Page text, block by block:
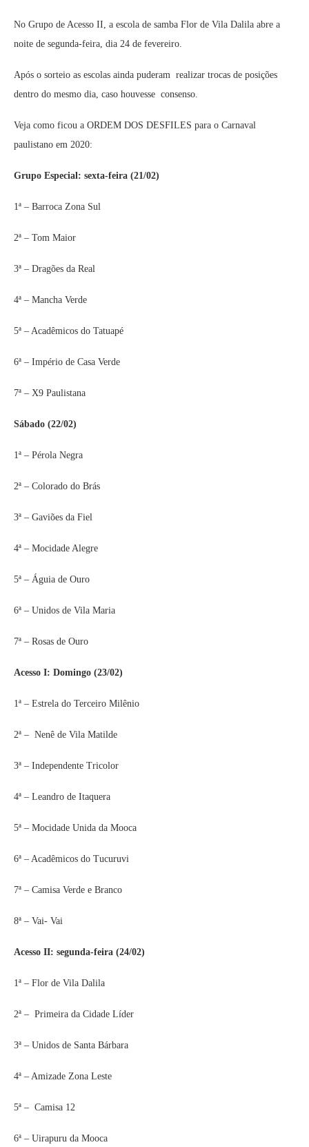
No Grupo de Acesso II, a escola de samba Flor de Vila Dalila abre a
noite de segunda-feira, dia 24 de fevereiro.
Após o sorteio as escolas ainda puderam realizar trocas de posições
dentro do mesmo dia, caso houvesse consenso.
Veja como ficou a ORDEM DOS DESFILES para o Carnaval
paulistano em 2020:
Grupo Especial: sexta-feira (21/02)
1ª – Barroca Zona Sul
2ª – Tom Maior
3ª – Dragões da Real
4ª – Mancha Verde
5ª – Acadêmicos do Tatuapé
6ª – Império de Casa Verde
7ª – X9 Paulistana
Sábado (22/02)
1ª – Pérola Negra
2ª – Colorado do Brás
3ª – Gaviões da Fiel
4ª – Mocidade Alegre
5ª – Águia de Ouro
6ª – Unidos de Vila Maria
7ª – Rosas de Ouro
Acesso I: Domingo (23/02)
1ª – Estrela do Terceiro Milênio
2ª – Nenê de Vila Matilde
3ª – Independente Tricolor
4ª – Leandro de Itaquera
5ª – Mocidade Unida da Mooca
6ª – Acadêmicos do Tucuruvi
7ª – Camisa Verde e Branco
8ª – Vai- Vai
Acesso II: segunda-feira (24/02)
1ª – Flor de Vila Dalila
2ª – Primeira da Cidade Líder
3ª – Unidos de Santa Bárbara
4ª – Amizade Zona Leste
5ª – Camisa 12
6ª – Uirapuru da Mooca